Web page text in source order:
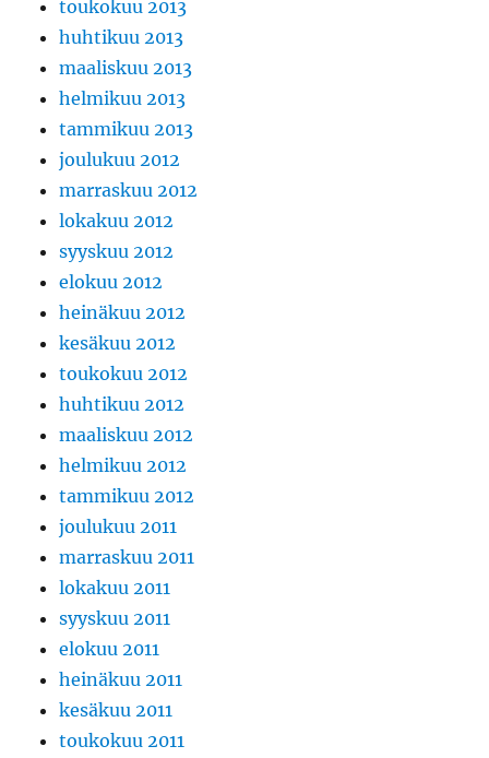
toukokuu 2013
huhtikuu 2013
maaliskuu 2013
helmikuu 2013
tammikuu 2013
joulukuu 2012
marraskuu 2012
lokakuu 2012
syyskuu 2012
elokuu 2012
heinäkuu 2012
kesäkuu 2012
toukokuu 2012
huhtikuu 2012
maaliskuu 2012
helmikuu 2012
tammikuu 2012
joulukuu 2011
marraskuu 2011
lokakuu 2011
syyskuu 2011
elokuu 2011
heinäkuu 2011
kesäkuu 2011
toukokuu 2011